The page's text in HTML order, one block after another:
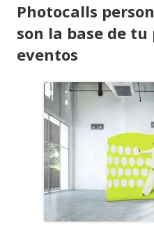
Photocalls
son la base de
eventos